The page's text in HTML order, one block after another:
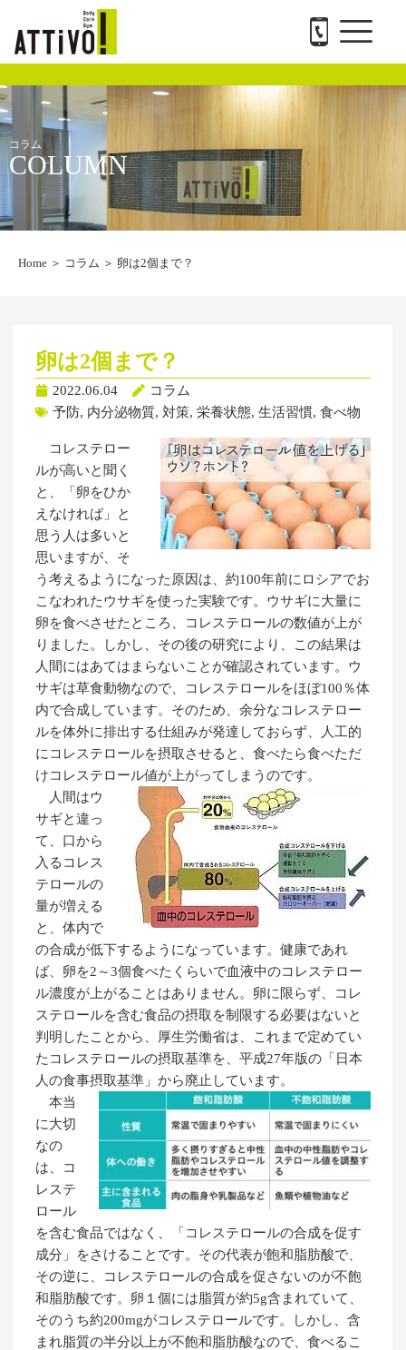
キ
ッ
プ
メ
ニ
ュ
ー
コラム
COLUMN
Home ＞ コラム ＞ 卵は2個まで？
卵は2個まで？
2022.06.04
コラム
予防, 内分泌物質, 対策, 栄養状態, 生活習慣, 食べ物
コレステロー
ルが高いと聞く
と、「卵をひか
えなければ」と
思う人は多いと
思いますが、そ
う考えるようになった原因は、約100年前にロシアでお
こなわれたウサギを使った実験です。ウサギに大量に
卵を食べさせたところ、コレステロールの数値が上が
りました。しかし、その後の研究により、この結果は
人間にはあてはまらないことが確認されています。ウ
サギは草食動物なので、コレステロールをほぼ100％体
内で合成しています。そのため、余分なコレステロー
ルを体外に排出する仕組みが発達しておらず、人工的
にコレステロールを摂取させると、食べたら食べただ
けコレステロール値が上がってしまうのです。
人間はウ
サギと違っ
て、口から
入るコレス
テロールの
量が増える
と、体内で
の合成が低下するようになっています。健康であれ
ば、卵を2～3個食べたくらいで血液中のコレステロー
ル濃度が上がることはありません。卵に限らず、コレ
ステロールを含む食品の摂取を制限する必要はないと
判明したことから、厚生労働省は、これまで定めてい
たコレステロールの摂取基準を、平成27年版の「日本
人の食事摂取基準」から廃止しています。
本当
に大切
なの
は、コ
レステ
ロール
を含む食品ではなく、「コレステロールの合成を促す
成分」をさけることです。その代表が飽和脂肪酸で、
その逆に、コレステロールの合成を促さないのが不飽
和脂肪酸です。卵１個には脂質が約5g含まれていて、
そのうち約200mgがコレステロールです。しかし、含
まれ脂質の半分以上が不飽和脂肪酸なので、食べるこ